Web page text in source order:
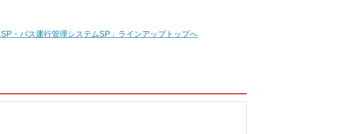
・バス運行管理システムSP」ラインアップトップへ